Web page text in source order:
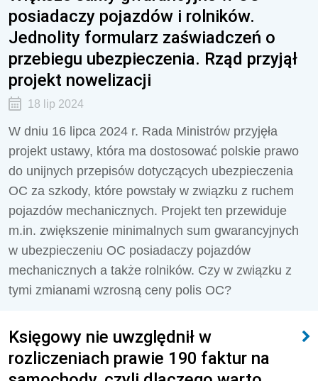
posiadaczy pojazdów i rolników.
Jednolity formularz zaświadczeń o
przebiegu ubezpieczenia. Rząd przyjął
projekt nowelizacji
18 lip 2024
W dniu 16 lipca 2024 r. Rada Ministrów przyjęła
projekt ustawy, która ma dostosować polskie prawo
do unijnych przepisów dotyczących ubezpieczenia
OC za szkody, które powstały w związku z ruchem
pojazdów mechanicznych. Projekt ten przewiduje
m.in. zwiększenie minimalnych sum gwarancyjnych
w ubezpieczeniu OC posiadaczy pojazdów
mechanicznych a także rolników. Czy w związku z
tymi zmianami wzrosną ceny polis OC?
Księgowy nie uwzględnił w
rozliczeniach prawie 190 faktur na